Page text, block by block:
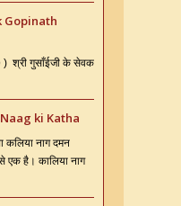
Gopinath
) श्री गुसाँईजी के सेवक
ki Katha
कलिया नाग दमन
एक है। कालिया नाग